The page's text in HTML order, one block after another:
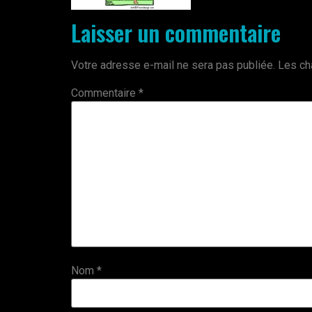
Laisser un commentaire
Votre adresse e-mail ne sera pas publiée. Les
Commentaire *
Nom *